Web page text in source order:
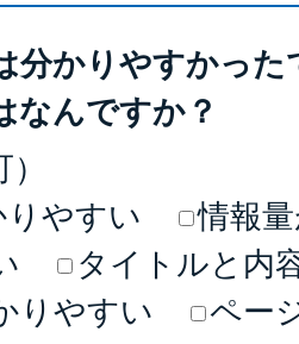
分かりやすかっ
なんですか？
やすい
情報
タイトルと内
りやすい
ペー